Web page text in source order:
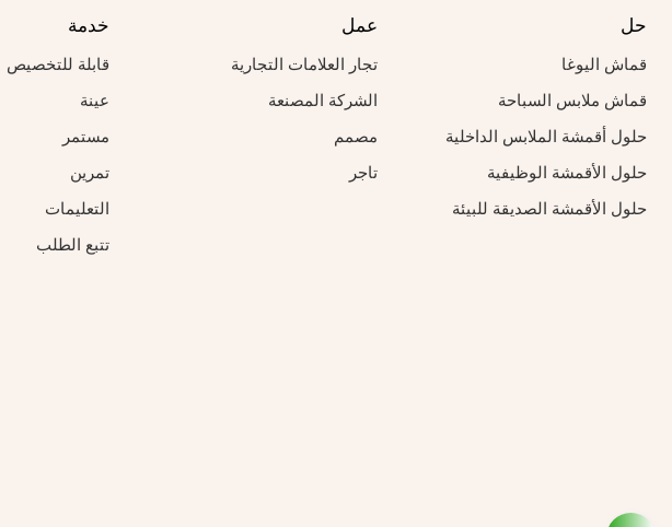
حل
قماش اليوغا
قماش ملابس السباحة
حلول أقمشة الملابس الداخلية
حلول الأقمشة الوظيفية
حلول الأقمشة الصديقة للبيئة
عمل
تجار العلامات التجارية
الشركة المصنعة
مصمم
تاجر
خدمة
قابلة للتخصيص
عينة
مستمر
تمرين
التعليمات
تتبع الطلب